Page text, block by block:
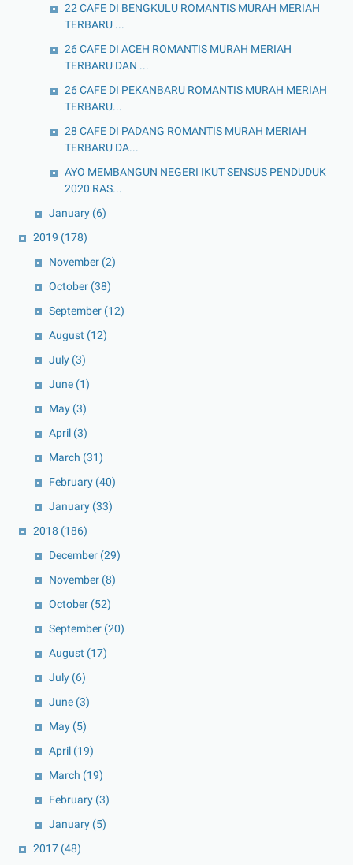
22 CAFE DI BENGKULU ROMANTIS MURAH MERIAH
TERBARU ...
26 CAFE DI ACEH ROMANTIS MURAH MERIAH
TERBARU DAN ...
26 CAFE DI PEKANBARU ROMANTIS MURAH MERIAH
TERBARU...
28 CAFE DI PADANG ROMANTIS MURAH MERIAH
TERBARU DA...
AYO MEMBANGUN NEGERI IKUT SENSUS PENDUDUK
2020 RAS...
January (6)
2019 (178)
November (2)
October (38)
September (12)
August (12)
July (3)
June (1)
May (3)
April (3)
March (31)
February (40)
January (33)
2018 (186)
December (29)
November (8)
October (52)
September (20)
August (17)
July (6)
June (3)
May (5)
April (19)
March (19)
February (3)
January (5)
2017 (48)